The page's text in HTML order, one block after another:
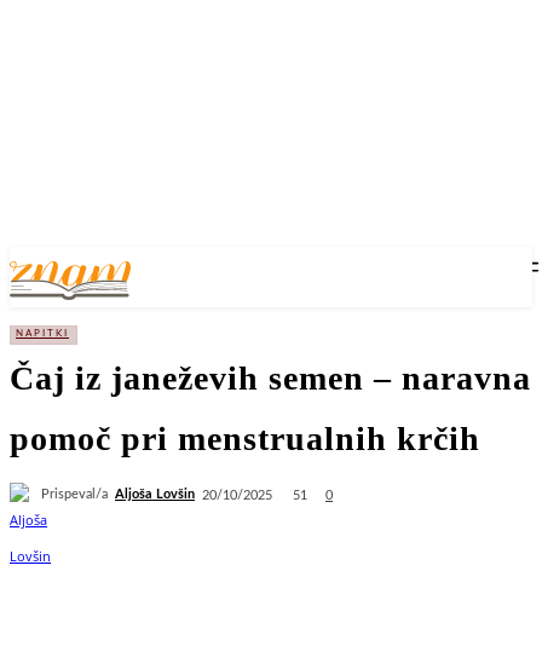
NAPITKI
Čaj iz janeževih semen – naravna
pomoč pri menstrualnih krčih
Prispeval/a Aljoša Lovšin 20/10/2025 51 0